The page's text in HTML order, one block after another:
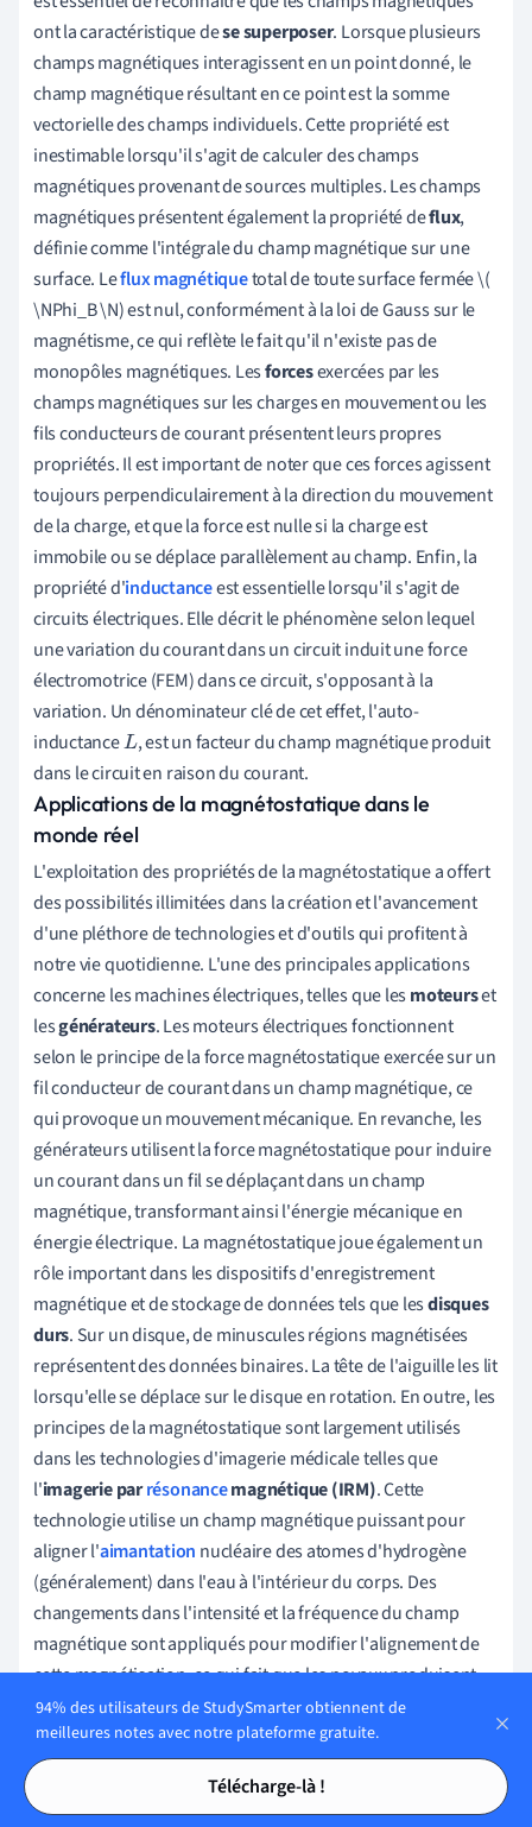
Tables des matières
Tables des matières
ont la caractéristique dese superposer. Lorsque plusieurs
champs magnétiques interagissent en un point donné, le
champ magnétique résultant en ce point est la somme
vectorielle des champs individuels. Cette propriété est
inestimable lorsqu'il s'agit de calculer des champs
magnétiques provenant de sources multiples. Les champs
magnétiques présentent également la propriété deflux,
définie comme l'intégrale du champ magnétique sur une
surface. Leflux magnétiquetotal de toute surface fermée \(
\NPhi_B \N) est nul, conformément à la loi de Gauss sur le
magnétisme, ce qui reflète le fait qu'il n'existe pas de
monopôles magnétiques. Lesforcesexercées par les
champs magnétiques sur les charges en mouvement ou les
fils conducteurs de courant présentent leurs propres
propriétés. Il est important de noter que ces forces agissent
toujours perpendiculairement à la direction du mouvement
de la charge, et que la force est nulle si la charge est
immobile ou se déplace parallèlement au champ. Enfin, la
propriété d'inductanceest essentielle lorsqu'il s'agit de
circuits électriques. Elle décrit le phénomène selon lequel
une variation du courant dans un circuit induit une force
électromotrice (FEM) dans ce circuit, s'opposant à la
variation. Un dénominateur clé de cet effet, l'auto-
inductanceL, est un facteur du champ magnétique produit
dans le circuit en raison du courant.
Applications de la magnétostatique dans le
monde réel
L'exploitation des propriétés de la magnétostatique a offert
des possibilités illimitées dans la création et l'avancement
d'une pléthore de technologies et d'outils qui profitent à
notre vie quotidienne. L'une des principales applications
concerne les machines électriques, telles que lesmoteurset
lesgénérateurs. Les moteurs électriques fonctionnent
selon le principe de la force magnétostatique exercée sur un
fil conducteur de courant dans un champ magnétique, ce
qui provoque un mouvement mécanique. En revanche, les
générateurs utilisent la force magnétostatique pour induire
un courant dans un fil se déplaçant dans un champ
magnétique, transformant ainsi l'énergie mécanique en
énergie électrique. La magnétostatique joue également un
rôle important dans les dispositifs d'enregistrement
magnétique et de stockage de données tels que lesdisques
durs. Sur un disque, de minuscules régions magnétisées
représentent des données binaires. La tête de l'aiguille les lit
lorsqu'elle se déplace sur le disque en rotation. En outre, les
principes de la magnétostatique sont largement utilisés
dans les technologies d'imagerie médicale telles que
l'imagerie parrésonancemagnétique (IRM). Cette
technologie utilise un champ magnétique puissant pour
aligner l'aimantation nucléaire des atomes d'hydrogène
(généralement) dans l'eau à l'intérieur du corps. Des
changements dans l'intensité et la fréquence du champ
magnétique sont appliqués pour modifier l'alignement de
cette magnétisation, ce qui fait que les noyaux produisent
un champ magnétique rotatif détectable par le scanner. Ce
signal peut être manipulé par des champs magnétiques
supplémentaires afin d'accumuler suffisamment
d'informations pour construire une image du corps.
94% des utilisateurs de StudySmarter obtiennent de
meilleures notes avec notre plateforme gratuite.
Télécharge-là !